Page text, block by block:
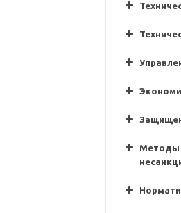
Методы